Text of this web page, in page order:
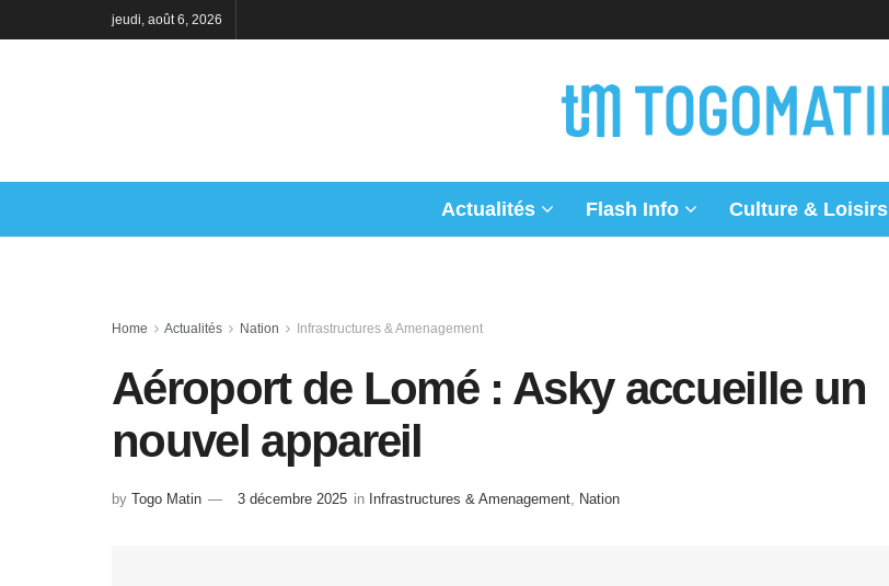
jeudi, août 6, 2026
Actualités Flash Info Culture & Loisirs
Home Actualités Nation Infrastructures & Amenagement
Aéroport de Lomé : Asky accueille un
nouvel appareil
by Togo Matin 3 décembre 2025 in Infrastructures & Amenagement Nation